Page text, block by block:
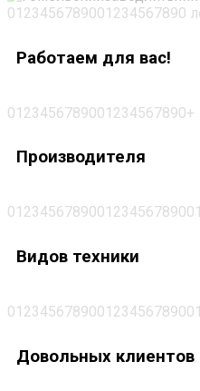
01 23456789001 234567890 л
Работаем для вас!
01 23456789001 234567890+
Производителя
01 23456789001 23456789001
Видов техники
01 23456789001 23456789001
Довольных клиентов